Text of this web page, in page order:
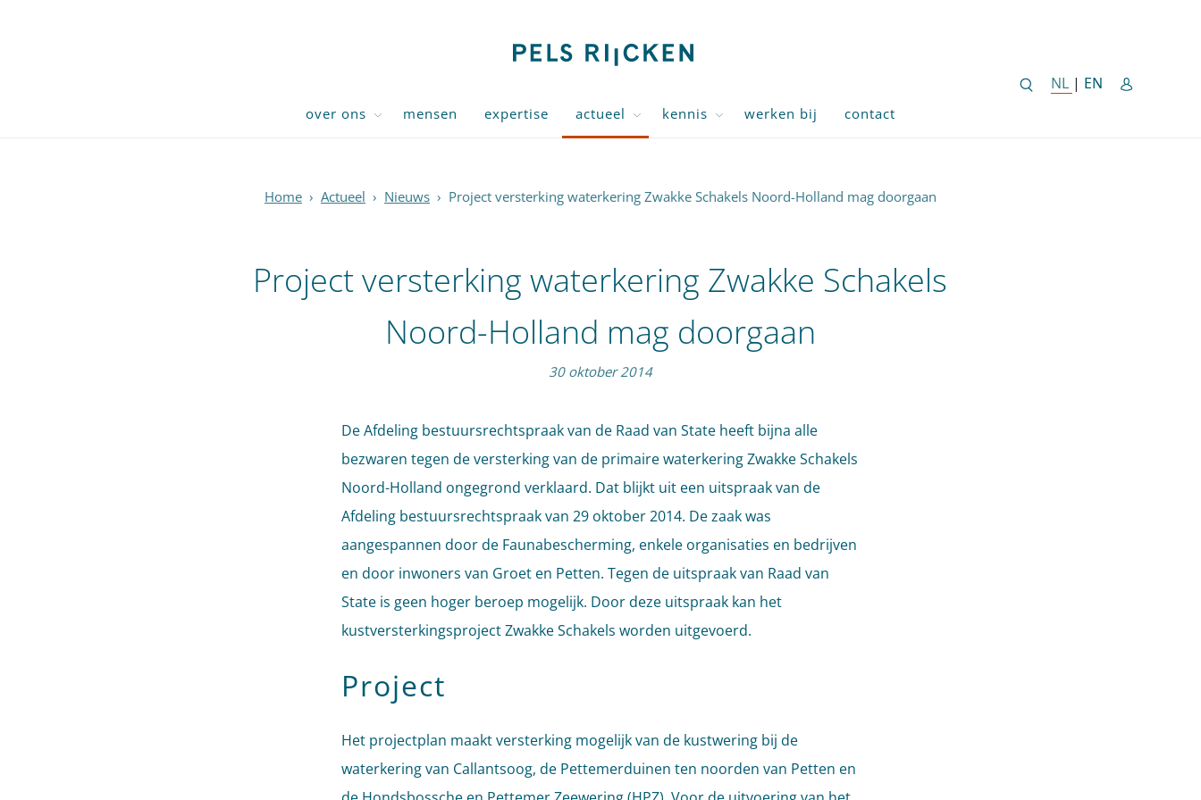
NL NEDERLANDSE
| EN ENGLISH
over ons mensen expertise actueel kennis werken bij contact
Home › Actueel › Nieuws › Project versterking waterkering Zwakke Schakels Noord-Holland mag doorgaan
Project versterking waterkering Zwakke Schakels
Noord-Holland mag doorgaan
30 oktober 2014
De Afdeling bestuursrechtspraak van de Raad van State heeft bijna alle
bezwaren tegen de versterking van de primaire waterkering Zwakke Schakels
Noord-Holland ongegrond verklaard. Dat blijkt uit een uitspraak van de
Afdeling bestuursrechtspraak van 29 oktober 2014. De zaak was
aangespannen door de Faunabescherming, enkele organisaties en bedrijven
en door inwoners van Groet en Petten. Tegen de uitspraak van Raad van
State is geen hoger beroep mogelijk. Door deze uitspraak kan het
kustversterkingsproject Zwakke Schakels worden uitgevoerd.
Project
Het projectplan maakt versterking mogelijk van de kustwering bij de
waterkering van Callantsoog, de Pettemerduinen ten noorden van Petten en